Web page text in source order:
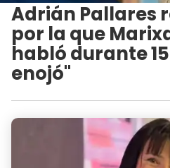
Adrián Pallares
por la que
habló durante
enojó"